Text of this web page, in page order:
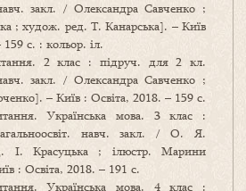
навч. закл. / Олександра Савченко ;
; худож. ред. Т. Канарська]. – Київ
с. : кольор. іл.
2 клас : підруч. для 2 кл.
навч. закл. / Олександра Савченко ;
– Київ : Освіта, 2018. – 159 с.
Українська мова. 3 клас :
навч. закл. / О. Я.
І. Красуцька ; ілюстр. Марини
: Освіта, 2018. – 191 с.
Українська мова. 4 клас :